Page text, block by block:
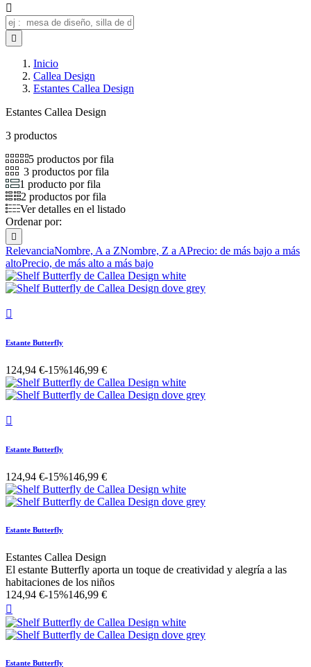


Inicio
Callea Design
Estantes Callea Design
Estantes Callea Design
3 productos
5 productos por fila
3 productos por fila
1 producto por fila
2 productos por fila
Ver detalles en el listado
Ordenar por:

RelevanciaNombre, A a ZNombre, Z a APrecio: de más bajo a más
altoPrecio, de más alto a más bajo

Estante Butterfly
124,94 €-15%146,99 €

Estante Butterfly
124,94 €-15%146,99 €
Estante Butterfly
Estantes Callea Design
El estante Butterfly aporta un toque de creatividad y alegría a las
habitaciones de los niños
124,94 €-15%146,99 €

Estante Butterfly